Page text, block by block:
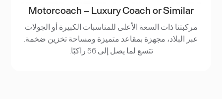
Motorcoach – Luxury Coach or Similar
مركبتنا ذات السعة الأعلى للمناسبات الكبيرة أو الجولات
عبر البلاد، مجهزة بمقاعد متميزة ومساحة تخزين ضخمة.
تتسع لما يصل إلى 56 راكبًا.